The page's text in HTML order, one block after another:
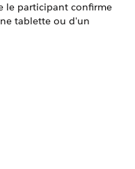
le participant confirme
tablette ou d'un
leur
au programme.